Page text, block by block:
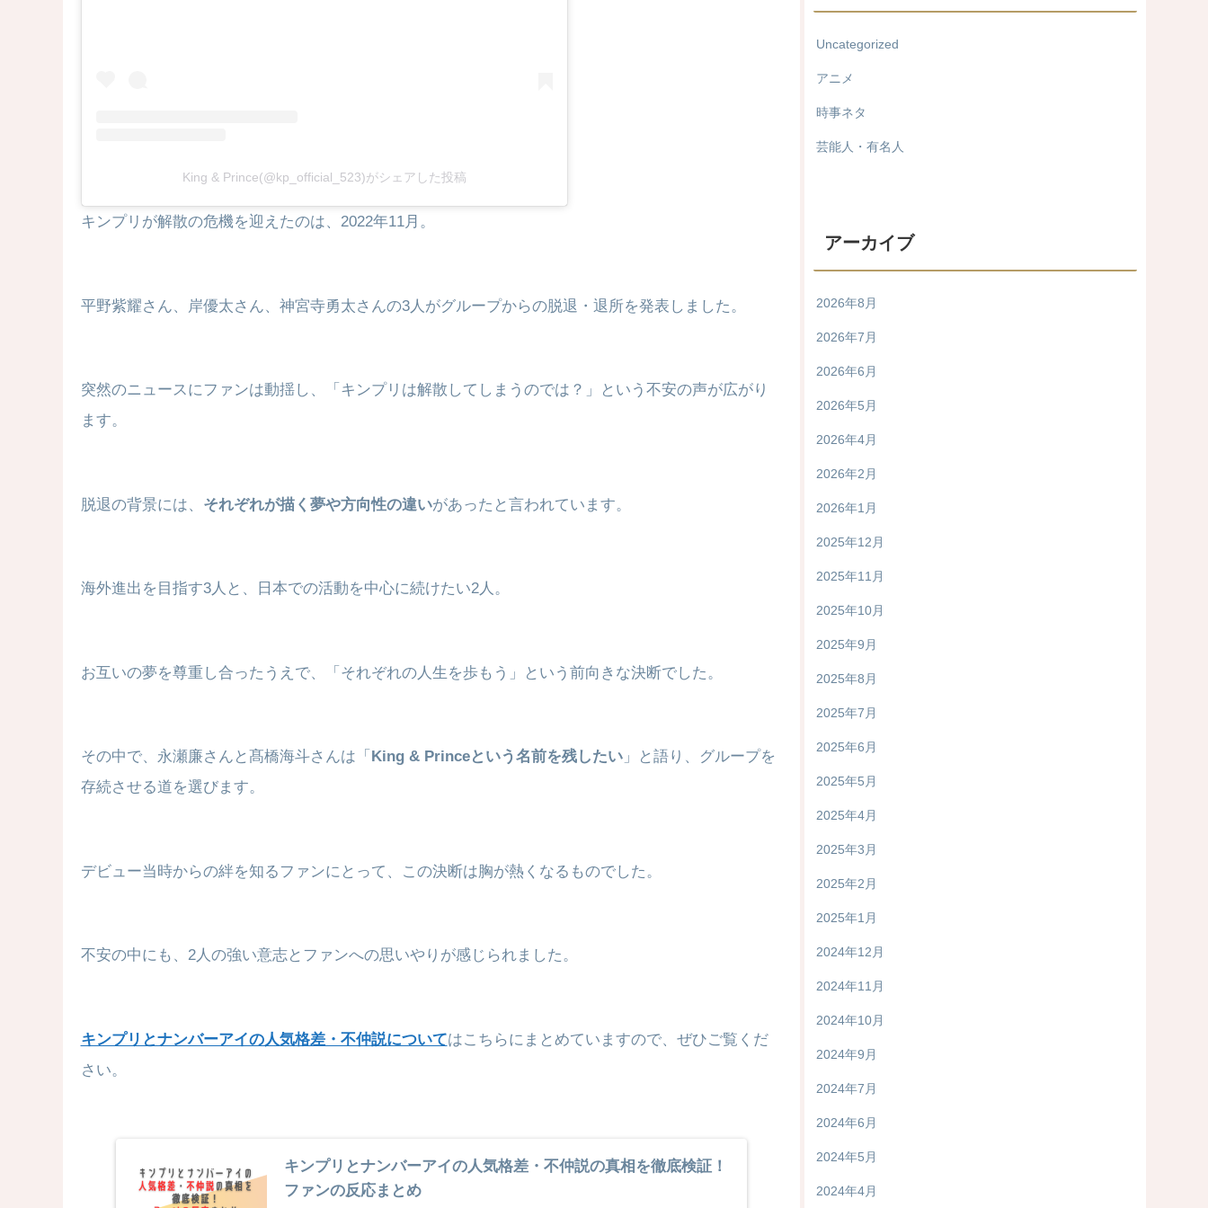
King & Prince(@kp_official_523)がシェアした投稿
キンプリが解散の危機を迎えたのは、2022年11月。
平野紫耀さん、岸優太さん、神宮寺勇太さんの3人がグループからの脱退・退所を発表しました。
突然のニュースにファンは動揺し、「キンプリは解散してしまうのでは？」という不安の声が広がり
ます。
脱退の背景には、 それぞれが描く夢や方向性の違いがあったと言われています。
海外進出を目指す3人と、日本での活動を中心に続けたい2人。
お互いの夢を尊重し合ったうえで、「それぞれの人生を歩もう」という前向きな決断でした。
その中で、永瀬廉さんと髙橋海斗さんは「 King & Princeという名前を残したい」と語り、グループを
存続させる道を選びます。
デビュー当時からの絆を知るファンにとって、この決断は胸が熱くなるものでした。
不安の中にも、2人の強い意志とファンへの思いやりが感じられました。
キンプリとナンバーアイの人気格差・不仲説についてはこちらにまとめていますので、ぜひご覧くだ
さい。
キンプリとナンバーアイの人気格差・不仲説の真相を徹底検証！
ファンの反応まとめ
Uncategorized
アニメ
時事ネタ
芸能人・有名人
アーカイブ
2026年8月
2026年7月
2026年6月
2026年5月
2026年4月
2026年2月
2026年1月
2025年12月
2025年11月
2025年10月
2025年9月
2025年8月
2025年7月
2025年6月
2025年5月
2025年4月
2025年3月
2025年2月
2025年1月
2024年12月
2024年11月
2024年10月
2024年9月
2024年7月
2024年6月
2024年5月
2024年4月